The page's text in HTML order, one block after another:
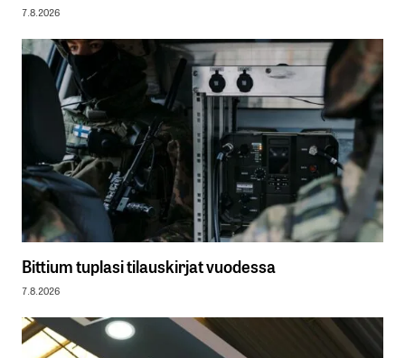
7.8.2026
Bittium tuplasi tilauskirjat vuodessa
7.8.2026